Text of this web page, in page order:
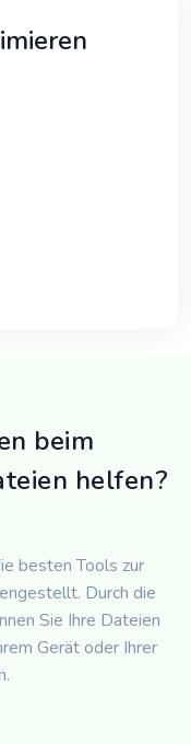
beim
helfen?
besten Tools zur
Durch die
Sie Ihre Dateien
Gerät oder Ihrer